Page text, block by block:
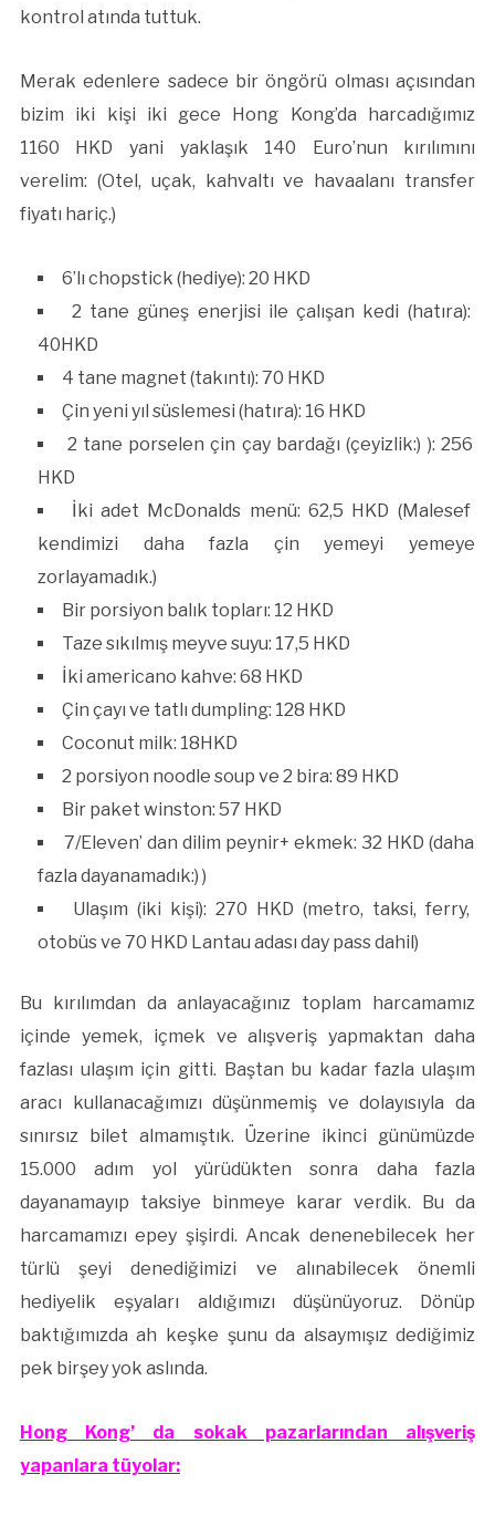
kontrol atında tuttuk.
Merak edenlere sadece bir öngörü olması açısından
bizim iki kişi iki gece Hong Kong’da harcadığımız
1160 HKD yani yaklaşık 140 Euro’nun kırılımını
verelim: (Otel, uçak, kahvaltı ve havaalanı transfer
fiyatı hariç.)
6’lı chopstick (hediye): 20 HKD
2 tane güneş enerjisi ile çalışan kedi (hatıra):
40HKD
4 tane magnet (takıntı): 70 HKD
Çin yeni yıl süslemesi (hatıra): 16 HKD
2 tane porselen çin çay bardağı (çeyizlik:) ): 256
HKD
İki adet McDonalds menü: 62,5 HKD (Malesef
kendimizi daha fazla çin yemeyi yemeye
zorlayamadık.)
Bir porsiyon balık topları: 12 HKD
Taze sıkılmış meyve suyu: 17,5 HKD
İki americano kahve: 68 HKD
Çin çayı ve tatlı dumpling: 128 HKD
Coconut milk: 18HKD
2 porsiyon noodle soup ve 2 bira: 89 HKD
Bir paket winston: 57 HKD
7/Eleven’ dan dilim peynir+ ekmek: 32 HKD (daha
fazla dayanamadık:) )
Ulaşım (iki kişi): 270 HKD (metro, taksi, ferry,
otobüs ve 70 HKD Lantau adası day pass dahil)
Bu kırılımdan da anlayacağınız toplam harcamamız
içinde yemek, içmek ve alışveriş yapmaktan daha
fazlası ulaşım için gitti. Baştan bu kadar fazla ulaşım
aracı kullanacağımızı düşünmemiş ve dolayısıyla da
sınırsız bilet almamıştık. Üzerine ikinci günümüzde
15.000 adım yol yürüdükten sonra daha fazla
dayanamayıp taksiye binmeye karar verdik. Bu da
harcamamızı epey şişirdi. Ancak denenebilecek her
türlü şeyi denediğimizi ve alınabilecek önemli
hediyelik eşyaları aldığımızı düşünüyoruz. Dönüp
baktığımızda ah keşke şunu da alsaymışız dediğimiz
pek birşey yok aslında.
Hong Kong’ da sokak pazarlarından alışveriş
yapanlara tüyolar: